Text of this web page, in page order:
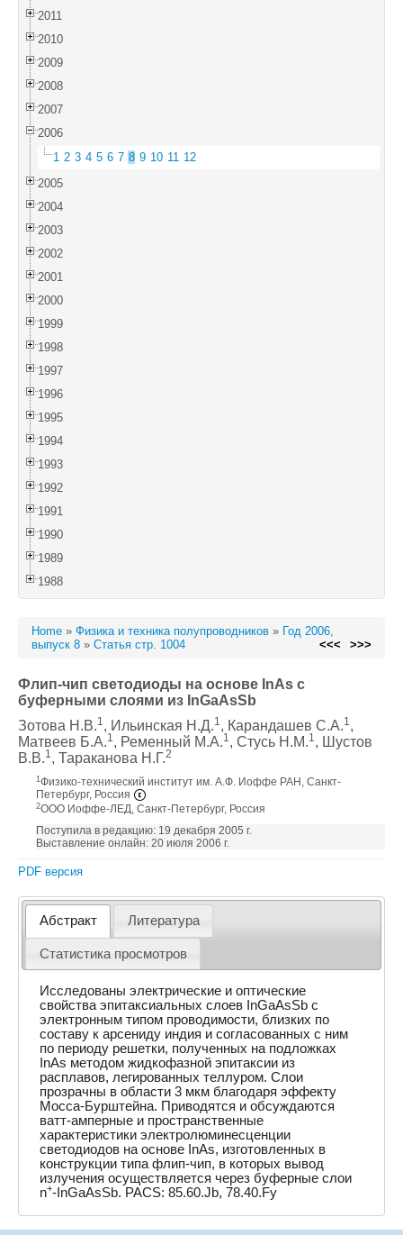
2011
2010
2009
2008
2007
2006
1 2 3 4 5 6 7 8 9 10 11 12
2005
2004
2003
2002
2001
2000
1999
1998
1997
1996
1995
1994
1993
1992
1991
1990
1989
1988
Home » Физика и техника полупроводников » Год 2006,
выпуск 8 » Статья стр. 1004 <<< >>>
Флип-чип светодиоды на основе InAs с
буферными слоями из InGaAsSb
Зотова Н.В.1, Ильинская Н.Д.1, Карандашев С.А.1,
Матвеев Б.А.1, Ременный М.А.1, Стусь Н.М.1, Шустов
В.В.1, Тараканова Н.Г.2
1 Физико-технический институт им. А.Ф. Иоффе РАН, Санкт-
Петербург, Россия
2ООО Иоффе-ЛЕД, Санкт-Петербург, Россия
Поступила в редакцию: 19 декабря 2005 г.
Выставление онлайн: 20 июля 2006 г.
PDF версия
Абстракт Литература
Статистика просмотров
Исследованы электрические и оптические
свойства эпитаксиальных слоев InGaAsSb с
электронным типом проводимости, близких по
составу к арсениду индия и согласованных с ним
по периоду решетки, полученных на подложках
InAs методом жидкофазной эпитаксии из
расплавов, легированных теллуром. Слои
прозрачны в области 3 мкм благодаря эффекту
Мосса-Бурштейна. Приводятся и обсуждаются
ватт-амперные и пространственные
характеристики электролюминесценции
светодиодов на основе InAs, изготовленных в
конструкции типа флип-чип, в которых вывод
излучения осуществляется через буферные слои
n+-InGaAsSb. PACS: 85.60.Jb, 78.40.Fy